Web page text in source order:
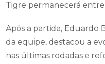
Tigre permanecerá
Após a partida, Eduardo
da equipe, destacou a
nas últimas rodadas e